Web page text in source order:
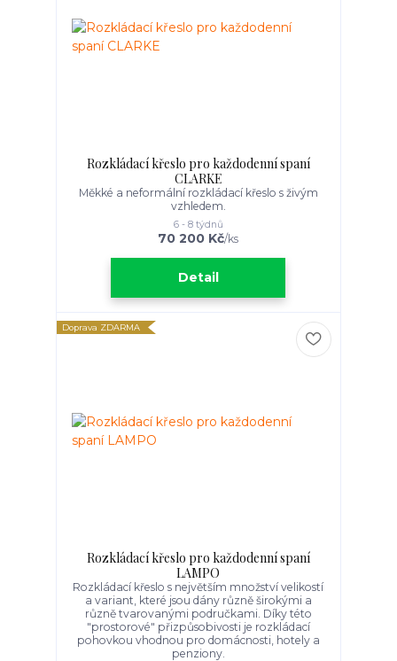
Rozkládací křeslo pro každodenní spaní
CLARKE
Měkké a neformální rozkládací křeslo s živým
vzhledem.
70 200 Kč/ks
6 - 8 týdnů
Detail
Doprava ZDARMA
Rozkládací křeslo pro každodenní spaní
LAMPO
Rozkládací křeslo s největším množství velikostí
a variant, které jsou dány různě širokými a
různě tvarovanými područkami. Díky této
"prostorové" přizpůsobivosti je rozkládací
pohovkou vhodnou pro domácnosti, hotely a
penziony.